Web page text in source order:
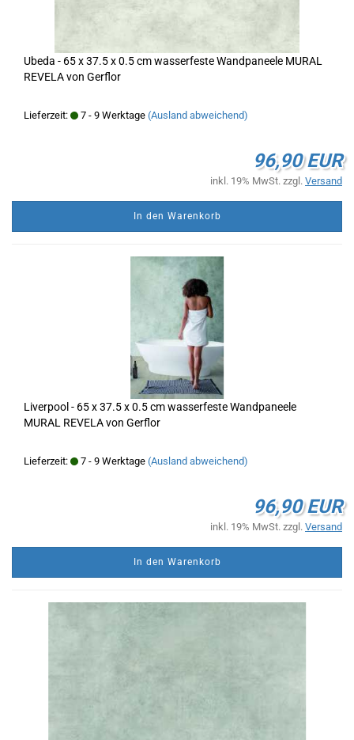
Ubeda - 65 x 37.5 x 0.5 cm wasserfeste Wandpaneele MURAL
REVELA von Gerflor
Lieferzeit: 7 - 9 Werktage (Ausland abweichend)
96,90 EUR
inkl. 19% MwSt. zzgl. Versand
In den Warenkorb
Liverpool - 65 x 37.5 x 0.5 cm wasserfeste Wandpaneele
MURAL REVELA von Gerflor
Lieferzeit: 7 - 9 Werktage (Ausland abweichend)
96,90 EUR
inkl. 19% MwSt. zzgl. Versand
In den Warenkorb